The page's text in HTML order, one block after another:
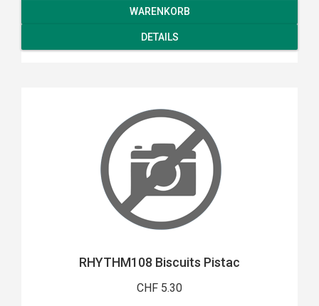
WARENKORB
DETAILS
RHYTHM108 Biscuits Pistac
CHF 5.30